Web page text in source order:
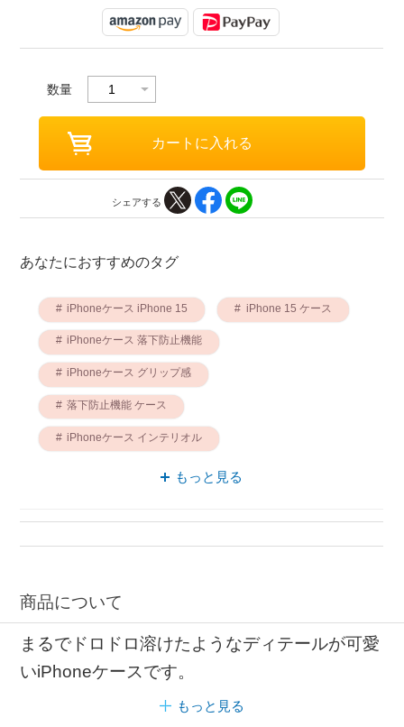
数量
シェアする
あなたにおすすめのタグ
iPhoneケース iPhone 15 iPhone 15 ケース
iPhoneケース 落下防止機能
iPhoneケース グリップ感
落下防止機能 ケース
iPhoneケース インテリオル
ケース グリップ感
もっと見る
商品について
まるでドロドロ溶けたようなディテールが可愛
いiPhoneケースです。
もっと見る